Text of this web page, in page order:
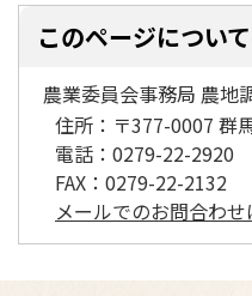
このページについ
農業委員会事務局 農地
住所： 〒377-0007 群
電話： 0279-22-2920
FAX： 0279-22-2132
メールでのお問合わせ